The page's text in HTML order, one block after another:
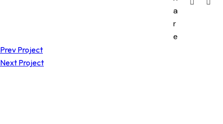
a
r
e
Prev Project
Next Project